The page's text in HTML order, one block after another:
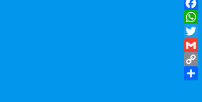
Facebook
WhatsApp
Twitter
Gmail
Copy